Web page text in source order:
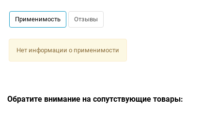
Применимость Отзывы
Нет информации о применимости
Обратите внимание на сопутствующие товары: